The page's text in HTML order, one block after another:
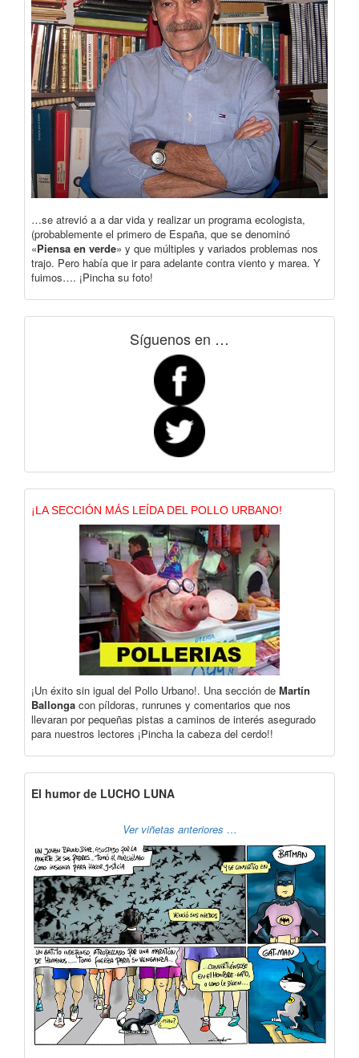
…se atrevió a a dar vida y realizar un programa ecologista,
(probablemente el primero de España, que se denominó
«Piensa en verde» y que múltiples y variados problemas nos
trajo. Pero había que ir para adelante contra viento y marea. Y
fuimos…. ¡Pincha su foto!
Síguenos en …
¡LA SECCIÓN MÁS LEÍDA DEL POLLO URBANO!
¡Un éxito sin igual del Pollo Urbano!. Una sección de Martín
Ballonga con píldoras, runrunes y comentarios que nos
llevaran por pequeñas pistas a caminos de interés asegurado
para nuestros lectores ¡Pincha la cabeza del cerdo!!
El humor de LUCHO LUNA
Ver viñetas anteriores …